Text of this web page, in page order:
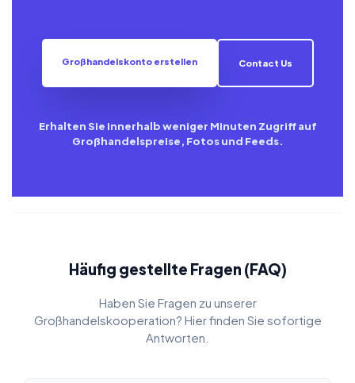
Großhandelskonto erstellen Contact Us
Erhalten Sie innerhalb weniger Minuten Zugriff auf
Großhandelspreise, Fotos und Feeds.
Häufig gestellte Fragen (FAQ)
Haben Sie Fragen zu unserer
Großhandelskooperation? Hier finden Sie sofortige
Antworten.